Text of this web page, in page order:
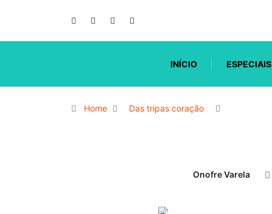
INÍCIO ESPECIAIS
Home Das tripas coração
Onofre Varela